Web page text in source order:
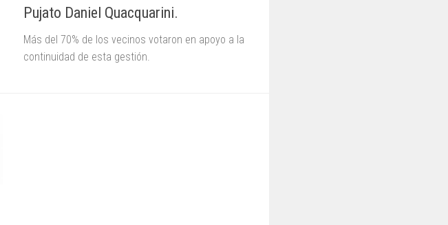
Pujato Daniel Quacquarini.
Más del 70% de los vecinos votaron en apoyo a la
continuidad de esta gestión.